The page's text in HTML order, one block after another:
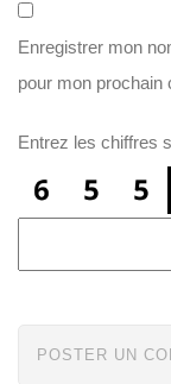
Enregistrer mon
pour mon prochain
Entrez les chiffres